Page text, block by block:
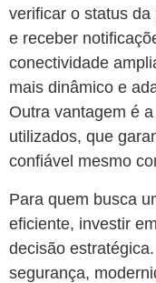
verificar o status
e receber
conectividade
mais dinâmico e
Outra vantagem é
utilizados, que
confiável mesmo
Para quem busca
eficiente, investir
decisão
segurança,